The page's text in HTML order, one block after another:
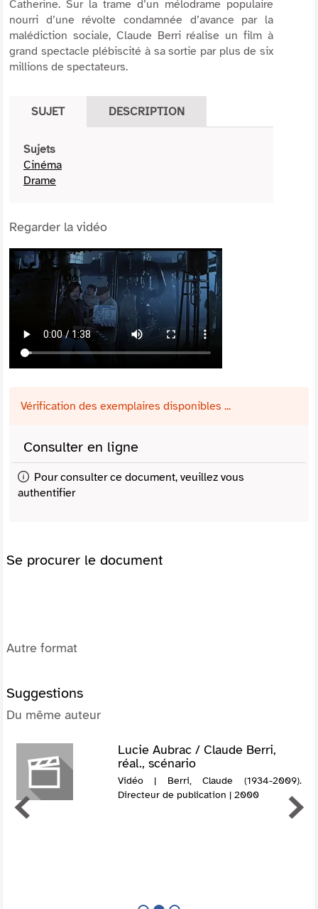
Catherine. Sur la trame d’un mélodrame populaire
nourri d’une révolte condamnée d’avance par la
malédiction sociale, Claude Berri réalise un film à
grand spectacle plébiscité à sa sortie par plus de six
millions de spectateurs.
SUJET DESCRIPTION
Sujets
Cinéma
Drame
Regarder la vidéo
Vérification des exemplaires disponibles ...
Consulter en ligne
Pour consulter ce document, veuillez vous
authentifier
Se procurer le document
Autre format
Suggestions
Du même auteur
Lucie Aubrac / Claude Berri,
réal., scénario
Vidéo | Berri, Claude (1934-2009).
Directeur de publication | 2000